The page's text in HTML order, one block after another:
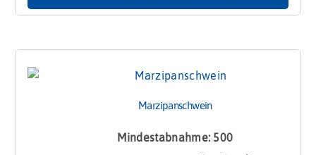
Marzipanschwein
Mindestabnahme: 500